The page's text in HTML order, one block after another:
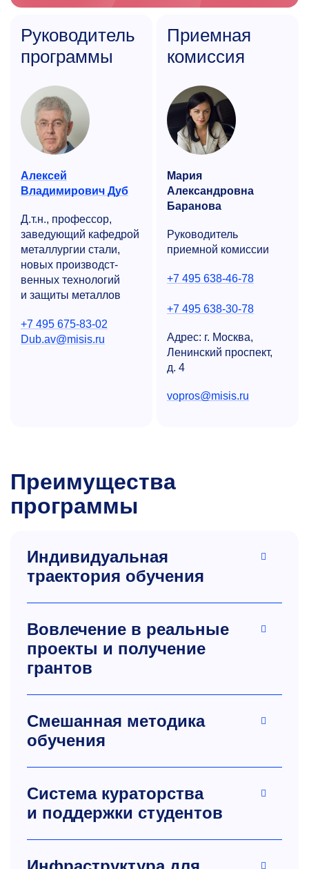
Руководитель
программы
Алексей
Владимирович Дуб
Д.т.н., профессор,
заведующий кафедрой
металлургии стали,
новых производст­
венных технологий
и защиты металлов
+7 495 675-83-02
Dub.av@misis.ru
Приемная
комиссия
Мария
Александровна
Баранова
Руководитель
приемной комиссии
+7 495 638-46-78
+7 495 638-30-78
Адрес: г. Москва,
Ленинский проспект,
д. 4
vopros@misis.ru
Преимущества
программы
Индивидуальная
траектория обучения
Вовлечение в реальные
проекты и получение
грантов
Смешанная методика
обучения
Система кураторства
и поддержки студентов